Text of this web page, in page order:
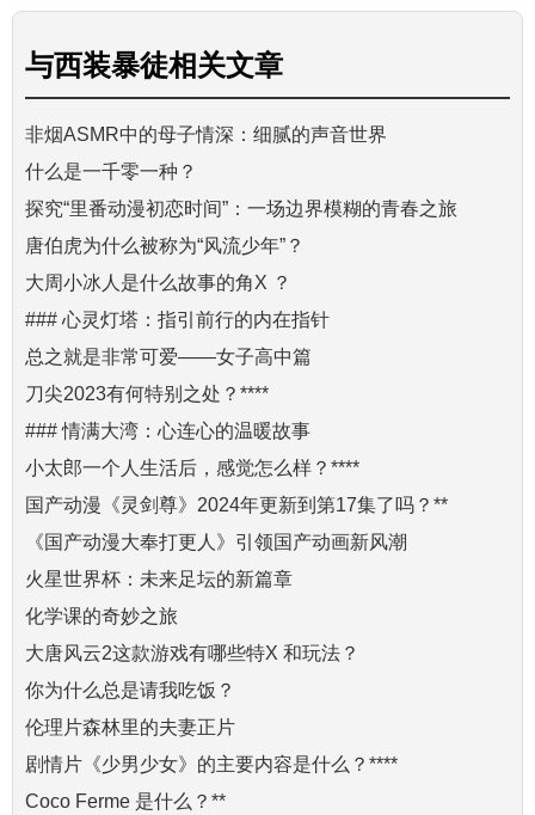
与西装暴徒相关文章
非烟ASMR中的母子情深：细腻的声音世界
什么是一千零一种？
探究“里番动漫初恋时间”：一场边界模糊的青春之旅
唐伯虎为什么被称为“风流少年”？
大周小冰人是什么故事的角X ？
### 心灵灯塔：指引前行的内在指针
总之就是非常可爱——女子高中篇
刀尖2023有何特别之处？****
### 情满大湾：心连心的温暖故事
小太郎一个人生活后，感觉怎么样？****
国产动漫《灵剑尊》2024年更新到第17集了吗？**
《国产动漫大奉打更人》引领国产动画新风潮
火星世界杯：未来足坛的新篇章
化学课的奇妙之旅
大唐风云2这款游戏有哪些特X 和玩法？
你为什么总是请我吃饭？
伦理片森林里的夫妻正片
剧情片《少男少女》的主要内容是什么？****
Coco Ferme 是什么？**